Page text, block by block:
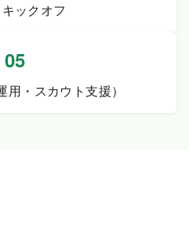
ックオフ
05
・スカウト支援）